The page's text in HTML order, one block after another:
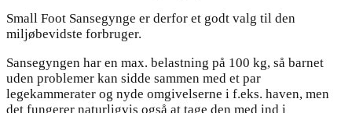
Small Foot Sansegynge er derfor et godt valg til den
miljøbevidste forbruger.
Sansegyngen har en max. belastning på 100 kg, så barnet
uden problemer kan sidde sammen med et par
legekammerater og nyde omgivelserne i f.eks. haven, men
det fungerer naturligvis også at tage den med ind i